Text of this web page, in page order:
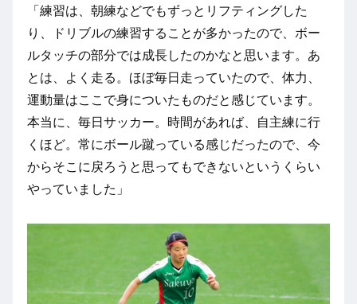
「練習は、朝練などでもずっとリフティングした
り、ドリブルの練習することが多かったので、ボー
ルタッチの部分では成長したのかなと思います。あ
とは、よく走る。ほぼ毎日走っていたので、体力、
運動量はここで身についたものだと感じています。
本当に、毎日サッカー。時間があれば、自主練に行
くほど。常にボール蹴っている感じだったので、今
からそこに戻ろうと思ってもできないというくらい
やっていました」